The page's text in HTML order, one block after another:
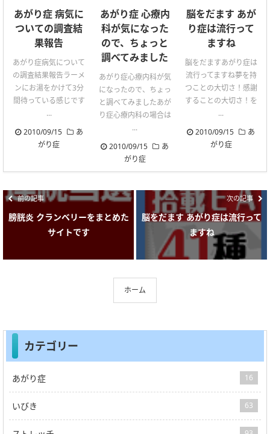
あがり症 病気に
ついての調査結
果報告
あがり症病気について
の調査結果報告ラーメ
ンにお湯をかけて3分
間待っている感じです
...
2010/09/15
あ
がり症
あがり症 心療内
科が気になった
ので、ちょっと
調べてみました
あがり症心療内科が気
になったので、ちょっ
と調べてみましたあが
り症心療内科の場合は
...
2010/09/15
あ
がり症
脳をだます あが
り症は流行って
ますね
脳をだますあがり症は
流行ってますね夢を持
つことの大切さ！感謝
することの大切さ！を
...
2010/09/15
あ
がり症
前の記事
膀胱炎 クランベリーをまとめた
サイトです
次の記事
脳をだます あがり症は流行って
ますね
ホーム
カテゴリー
あがり症 16
いびき 63